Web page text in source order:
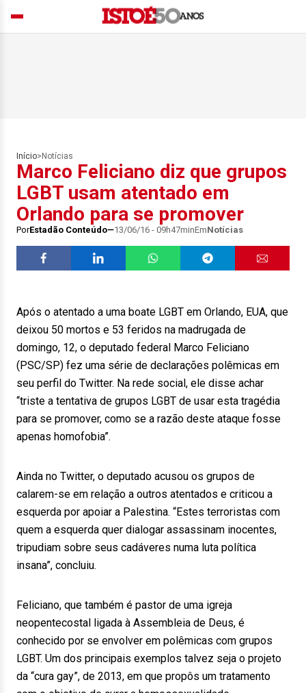
Início> Notícias
Marco Feliciano diz que grupos
LGBT usam atentado em
Orlando para se promover
PorEstadão Conteúdo 13/06/16 - 09h47minEmNotícias
Após o atentado a uma boate LGBT em Orlando, EUA, que
deixou 50 mortos e 53 feridos na madrugada de
domingo, 12, o deputado federal Marco Feliciano
(PSC/SP) fez uma série de declarações polêmicas em
seu perfil do Twitter. Na rede social, ele disse achar
“triste a tentativa de grupos LGBT de usar esta tragédia
para se promover, como se a razão deste ataque fosse
apenas homofobia”.
Ainda no Twitter, o deputado acusou os grupos de
calarem-se em relação a outros atentados e criticou a
esquerda por apoiar a Palestina. “Estes terroristas com
quem a esquerda quer dialogar assassinam inocentes,
tripudiam sobre seus cadáveres numa luta política
insana”, concluiu.
Feliciano, que também é pastor de uma igreja
neopentecostal ligada à Assembleia de Deus, é
conhecido por se envolver em polêmicas com grupos
LGBT. Um dos principais exemplos talvez seja o projeto
da “cura gay”, de 2013, em que propôs um tratamento